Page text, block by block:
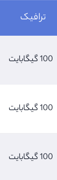
ترافیک
100 گیگابایت
100 گیگابایت
100 گیگابایت